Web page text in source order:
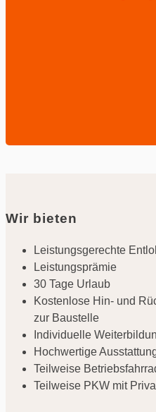
Wir bieten
Leistungsgerechte
Leistungsprämie
30 Tage Urlaub
Kostenlose Hin- und
zur Baustelle
Individuelle
Hochwertige
Teilweise
Teilweise PKW mit